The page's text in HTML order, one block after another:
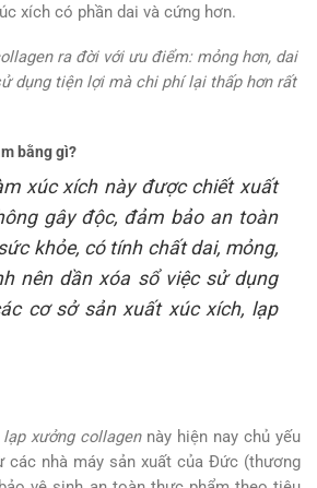
xích có phần dai và cứng hơn.
ra đời với ưu điểm: mỏng hơn, dai
dụng tiện lợi mà chi phí lại thấp hơn rất
bằng gì?
xúc xích này được chiết xuất
gây độc, đảm bảo an toàn
khỏe, có tính chất dai, mỏng,
nên dần xóa sổ việc sử dụng
cơ sở sản xuất xúc xích, lạp
xưởng collagennày hiện nay chủ yếu
các nhà máy sản xuất của Đức (thương